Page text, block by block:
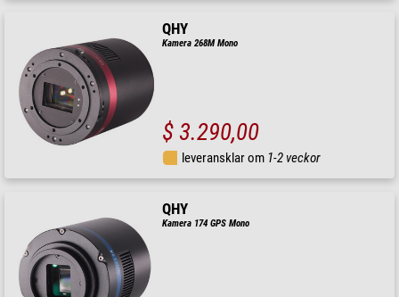
QHY
Kamera 268M Mono
$ 3.290,00
leveransklar om 1-2 veckor
QHY
Kamera 174 GPS Mono